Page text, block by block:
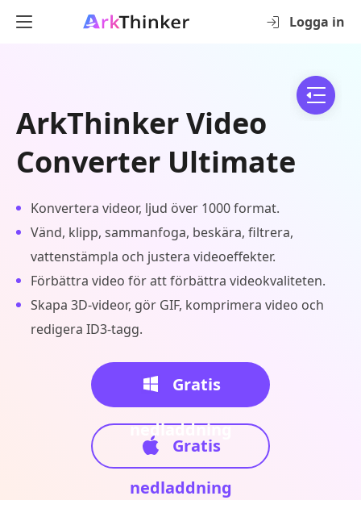
Logga in
ArkThinker Video
Converter Ultimate
Konvertera videor, ljud över 1000 format.
Vänd, klipp, sammanfoga, beskära, filtrera,
vattenstämpla och justera videoeffekter.
Förbättra video för att förbättra videokvaliteten.
Skapa 3D-videor, gör GIF, komprimera video och
redigera ID3-tagg.
Gratis
nedladdning
Gratis
nedladdning